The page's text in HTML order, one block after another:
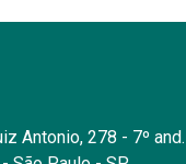
Antonio, 278 - 7º and.